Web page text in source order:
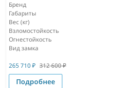
Бренд
Габариты
Вес (кг)
Взломостойкость
Огнестойкость
Вид замка
265 710₽ 312 600₽
Подробнее